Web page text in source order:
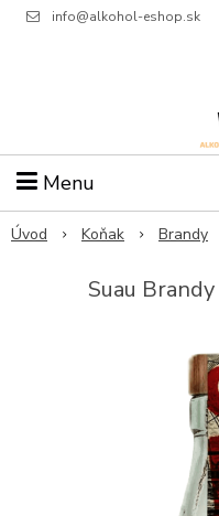
info@alkohol-eshop.sk
Menu
Úvod Koňak Brandy
Suau